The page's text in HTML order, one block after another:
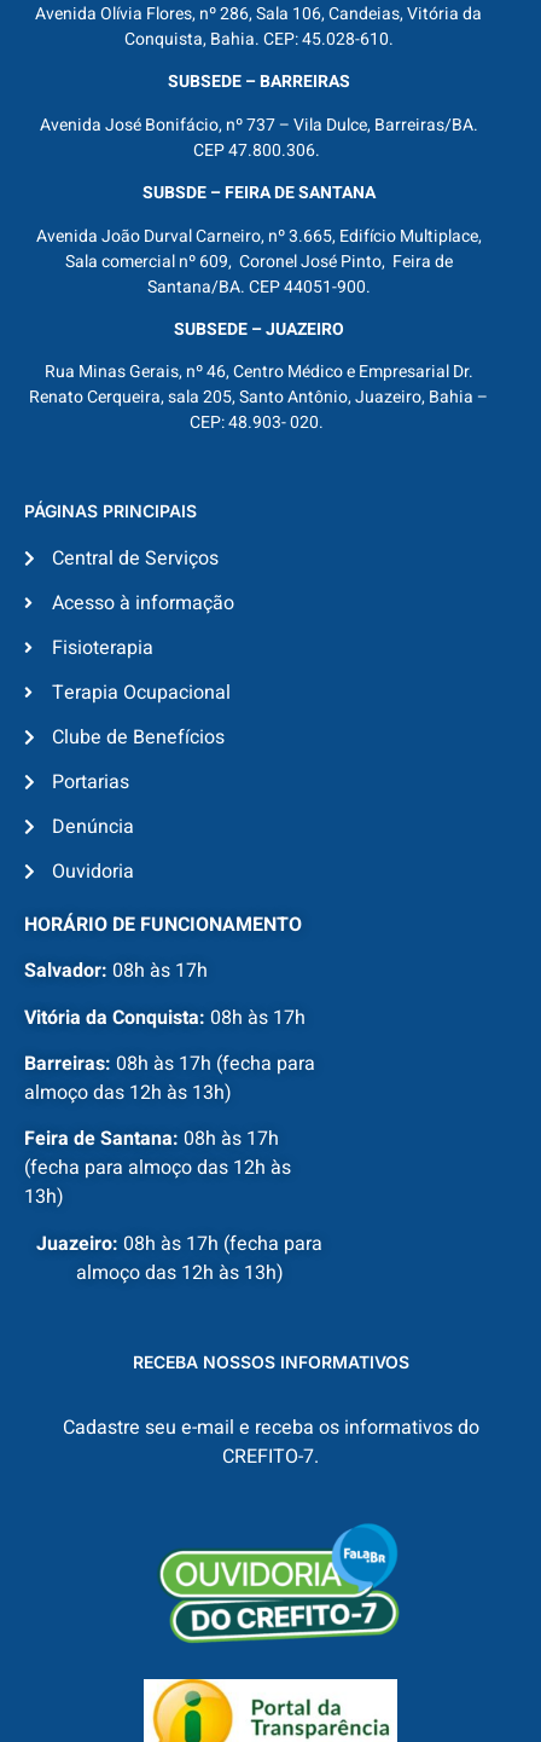
Avenida Olívia Flores, nº 286, Sala 106, Candeias, Vitória da
Conquista, Bahia. CEP: 45.028-610.
SUBSEDE – BARREIRAS
Avenida José Bonifácio, nº 737 – Vila Dulce, Barreiras/BA.
CEP 47.800.306.
SUBSDE – FEIRA DE SANTANA
Avenida João Durval Carneiro, nº 3.665, Edifício Multiplace,
Sala comercial nº 609, Coronel José Pinto, Feira de
Santana/BA. CEP 44051-900.
SUBSEDE – JUAZEIRO
Rua Minas Gerais, nº 46, Centro Médico e Empresarial Dr.
Renato Cerqueira, sala 205, Santo Antônio, Juazeiro, Bahia –
CEP: 48.903- 020.
PÁGINAS PRINCIPAIS
Central de Serviços
Acesso à informação
Fisioterapia
Terapia Ocupacional
Clube de Benefícios
Portarias
Denúncia
Ouvidoria
HORÁRIO DE FUNCIONAMENTO
Salvador: 08h às 17h
Vitória da Conquista: 08h às 17h
Barreiras: 08h às 17h (fecha para
almoço das 12h às 13h)
Feira de Santana: 08h às 17h
(fecha para almoço das 12h às
13h)
Juazeiro: 08h às 17h (fecha para
almoço das 12h às 13h)
RECEBA NOSSOS INFORMATIVOS
Cadastre seu e-mail e receba os informativos do
CREFITO-7.